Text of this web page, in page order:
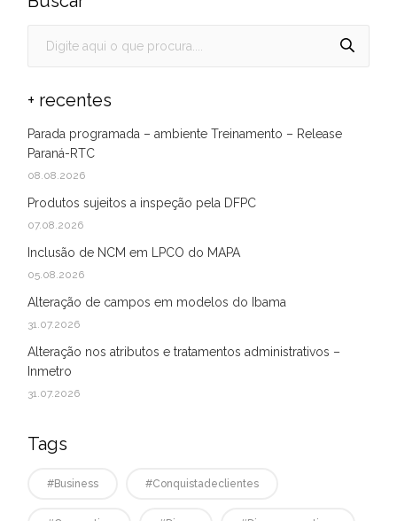
+ recentes
Parada programada – ambiente Treinamento – Release
Paraná-RTC
08.08.2026
Produtos sujeitos a inspeção pela DFPC
07.08.2026
Inclusão de NCM em LPCO do MAPA
05.08.2026
Alteração de campos em modelos do Ibama
31.07.2026
Alteração nos atributos e tratamentos administrativos –
Inmetro
31.07.2026
Tags
#business #conquistadeclientes